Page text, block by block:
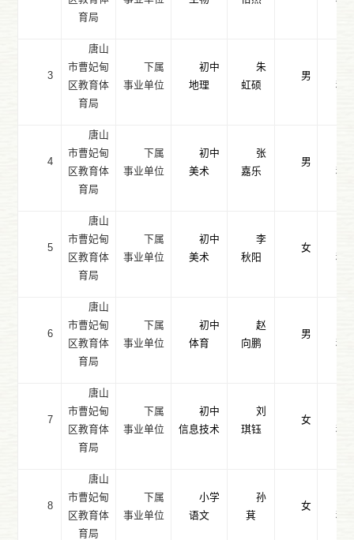
育局
3
唐山
市曹妃甸
区教育体
育局
下属
事业单位
初中
地理
朱
虹硕
男
科
4
唐山
市曹妃甸
区教育体
育局
下属
事业单位
初中
美术
张
嘉乐
男
科
5
唐山
市曹妃甸
区教育体
育局
下属
事业单位
初中
美术
李
秋阳
女
科
6
唐山
市曹妃甸
区教育体
育局
下属
事业单位
初中
体育
赵
向鹏
男
科
7
唐山
市曹妃甸
区教育体
育局
下属
事业单位
初中
信息技术
刘
琪钰
女
科
8
唐山
市曹妃甸
区教育体
育局
下属
事业单位
小学
语文
孙
萁
女
科